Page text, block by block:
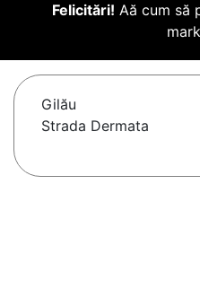
Felicitări! Aă cum să
Gilău
Strada Dermata